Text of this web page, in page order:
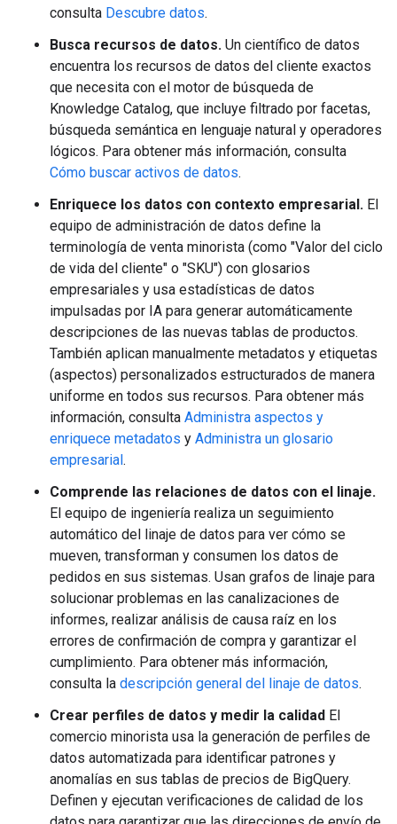
consulta Descubre datos.
Busca recursos de datos. Un científico de datos
encuentra los recursos de datos del cliente exactos
que necesita con el motor de búsqueda de
Knowledge Catalog, que incluye filtrado por facetas,
búsqueda semántica en lenguaje natural y operadores
lógicos. Para obtener más información, consulta
Cómo buscar activos de datos.
Enriquece los datos con contexto empresarial. El
equipo de administración de datos define la
terminología de venta minorista (como "Valor del ciclo
de vida del cliente" o "SKU") con glosarios
empresariales y usa estadísticas de datos
impulsadas por IA para generar automáticamente
descripciones de las nuevas tablas de productos.
También aplican manualmente metadatos y etiquetas
(aspectos) personalizados estructurados de manera
uniforme en todos sus recursos. Para obtener más
información, consulta Administra aspectos y
enriquece metadatos y Administra un glosario
empresarial .
Comprende las relaciones de datos con el linaje.
El equipo de ingeniería realiza un seguimiento
automático del linaje de datos para ver cómo se
mueven, transforman y consumen los datos de
pedidos en sus sistemas. Usan grafos de linaje para
solucionar problemas en las canalizaciones de
informes, realizar análisis de causa raíz en los
errores de confirmación de compra y garantizar el
cumplimiento. Para obtener más información,
consulta la descripción general del linaje de datos.
Crear perfiles de datos y medir la calidad El
comercio minorista usa la generación de perfiles de
datos automatizada para identificar patrones y
anomalías en sus tablas de precios de BigQuery.
Definen y ejecutan verificaciones de calidad de los